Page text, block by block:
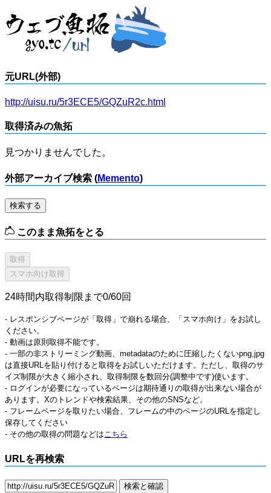
元URL(外部)
http://uisu.ru/5r3ECE5/GQZuR2c.html
取得済みの魚拓
見つかりませんでした。
外部アーカイブ検索 (Memento)
検索する
このまま魚拓をとる
24時間内取得制限まで0/60回
- レスポンシブページが「取得」で崩れる場合、「スマホ向け」をお試し
ください。
- 動画は原則取得不能です。
- 一部の非ストリーミング動画、metadataのために圧縮したくないpng,jpg
は直接URLを貼り付けると取得をお試しいただけます。ただし、取得のサ
イズ制限が大きく縮小され、取得制限を数回分(調整中です)使います。
- ログインが必要になっているページは期待通りの取得が出来ない場合が
あります。Xのトレンドや検索結果、その他のSNSなど。
- フレームページを取りたい場合、フレームの中のページのURLを指定し
保存してください
- その他の取得の問題などはこちら
URLを再検索